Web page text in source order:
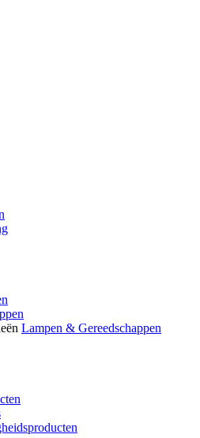
Lampen & Gereedschappen